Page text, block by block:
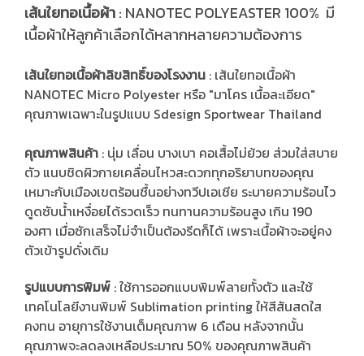
เส้นใยทอเนื้อผ้า: NANOTEC POLYEASTER 100% มี
เนื้อผ้าให้ลูกค้าเลือกได้หลากหลายความต้องการ
เส้นใยทอเนื้อผ้าลิขสิทธิ์ของโรงงาน : เส้นใยทอเนื้อผ้า
NANOTEC Micro Polyester หรือ "มาโคร เนื้อละเอียด"
คุณภาพเฉพาะในรูปแบบ Sdesign Sportwear Thailand
คุณภาพสินค้า : นุ่ม เลื่อน บางเบา คอเสื้อไม่ย้วย ส่วมใส่สบาย
ตัว แนบชิดผิวกายเคลื่อนไหวสะดวกทุกอริยาบทของคุณ
เหมาะกับเมืองเขตร้อนชื้นอย่างทวีปเอเชีย ระบายความร้อนไว
ดูดซับน้ำเหงื่อยได้รวดเร็ว ทนทานความร้อนสูง เกิน 190
องศา เมื่อซักเสร็จไม่จำเป็นต้องรีดก็ได้ เพราะเนื้อผ้าจะอยู่คง
ตัวเข้ารูปดั่งเดิม
รูปแบบการพิมพ์ : ใช้การออกแบบพิมพ์ลายทั้งตัว และใช้
เทคโนโลยีงานพิมพ์ Sublimation printing ให้สีสันสดใส
คงทน อายุการใช้งานเต็มคุณภาพ 6 เดือน หลังจากนั้น
คุณภาพจะลดลงเหลือประมาณ 50% ของคุณภาพสินค้า